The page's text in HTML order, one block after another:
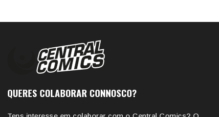
QUERES COLABORAR CONNOSCO?